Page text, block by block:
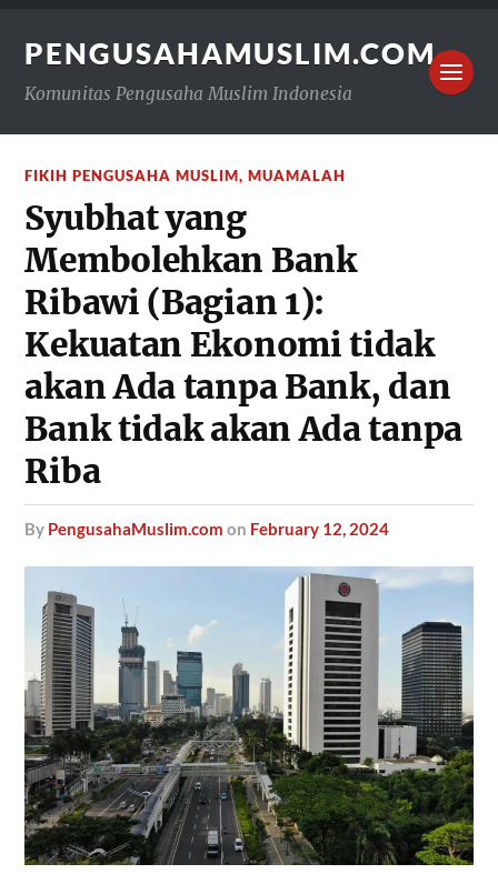
PENGUSAHAMUSLIM.COM
Komunitas Pengusaha Muslim Indonesia
FIKIH PENGUSAHA MUSLIM,MUAMALAH
Syubhat yang
Membolehkan Bank
Ribawi (Bagian 1):
Kekuatan Ekonomi tidak
akan Ada tanpa Bank, dan
Bank tidak akan Ada tanpa
Riba
by PengusahaMuslim.com on February 12, 2024